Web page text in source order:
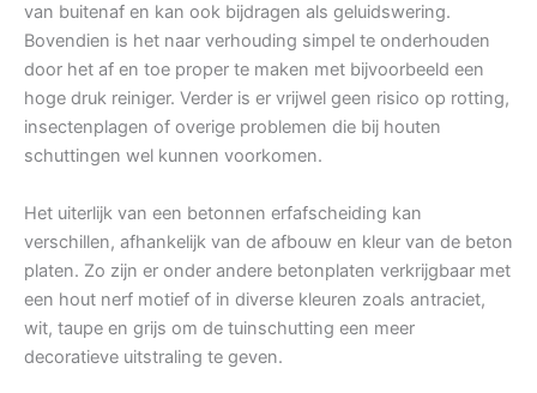
van buitenaf en kan ook bijdragen als geluidswering.
Bovendien is het naar verhouding simpel te onderhouden
door het af en toe proper te maken met bijvoorbeeld een
hoge druk reiniger. Verder is er vrijwel geen risico op rotting,
insectenplagen of overige problemen die bij houten
schuttingen wel kunnen voorkomen.
Het uiterlijk van een betonnen erfafscheiding kan
verschillen, afhankelijk van de afbouw en kleur van de beton
platen. Zo zijn er onder andere betonplaten verkrijgbaar met
een hout nerf motief of in diverse kleuren zoals antraciet,
wit, taupe en grijs om de tuinschutting een meer
decoratieve uitstraling te geven.